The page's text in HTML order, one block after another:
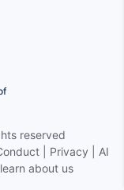
reserved
Privacy
AI
about us